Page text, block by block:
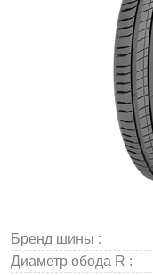
Бренд шины :
Диаметр обода R :